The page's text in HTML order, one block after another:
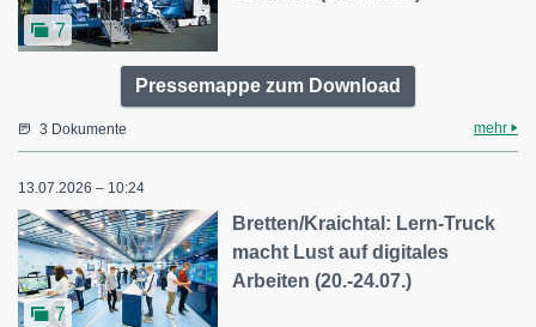
7
Pressemappe zum Download
3 Dokumente mehr
13.07.2026 – 10:24
7
Bretten/Kraichtal: Lern-Truck
macht Lust auf digitales
Arbeiten (20.-24.07.)